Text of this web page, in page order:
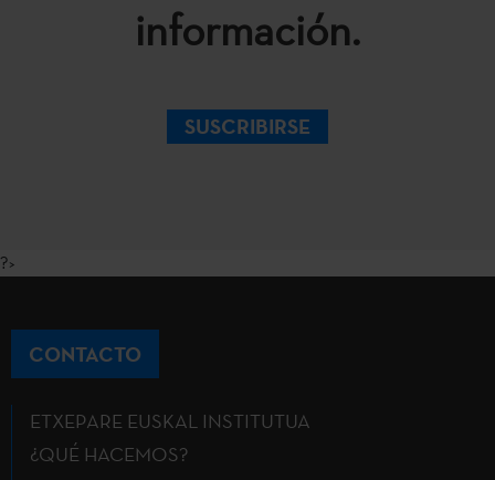
información.
SUSCRIBIRSE
?>
CONTACTO
ETXEPARE EUSKAL INSTITUTUA
¿QUÉ HACEMOS?